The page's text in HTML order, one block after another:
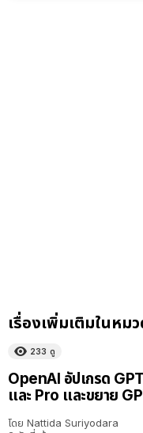
เรื่องเพิ่มเติมในหม
233 ดู
OpenAI อัปเกรด
และ Pro และขยาย
โดย Nattida Suriyodara